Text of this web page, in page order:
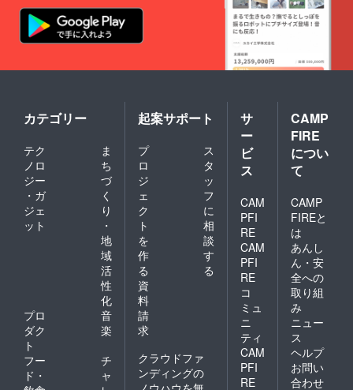
カテゴリー
テク
ノロ
ジー
・ガ
ジェ
ット
ま
ち
づ
く
り
・
地
域
活
性
化
プロ
ダク
ト
音
楽
フー
ド・
チ
ャ
起案サポート
プ
ロ
ジ
ェ
ク
ト
を
作
る
ス
タ
ッ
フ
に
相
談
す
る
資
料
請
求
クラウドファ
ンディングの
サ
ー
ビ
ス
CAM
PFI
RE
CAM
PFI
RE
コ
ミュ
ニ
ティ
CAM
PFI
RE
CAMP
FIRE
につい
て
CAMP
FIREと
は
あんし
ん・安
全への
取り組
み
ニュー
ス
ヘルプ
お問い
合わせ